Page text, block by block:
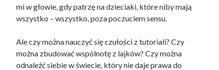
mi w głowie, gdy patrzę na dzieciaki, które niby mają
wszystko – wszystko, poza poczuciem sensu.
Ale czy można nauczyć się czułości z tutoriali? Czy
można zbudować wspólnotę z lajków? Czy można
odnaleźć siebie w świecie, który nie daje prawa do